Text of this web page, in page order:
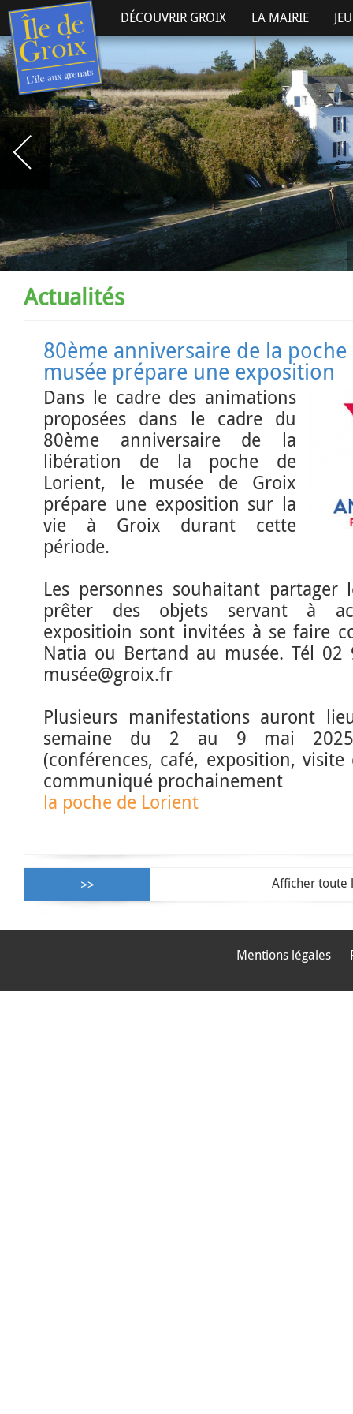
DÉCOUVRIR GROIX LA MAIRIE
Actualités
80ème anniversaire de la poche de Lorient: Le
musée prépare une exposition
Dans le cadre des animations
proposées dans le cadre du
80ème anniversaire de la
libération de la poche de
Lorient, le musée de Groix
prépare une exposition sur la
vie à Groix durant cette
période.
Les personnes souhaitant partager
prêter des objets servant à
expositioin sont invitées à se faire
Natia ou Bertand au musée. Tél
musée@groix.fr
Plusieurs manifestations auront
semaine du 2 au 9 mai
(conférences, café, exposition, visite
communiqué prochainement
la poche de Lorient
Afficher toute
Mentions légales